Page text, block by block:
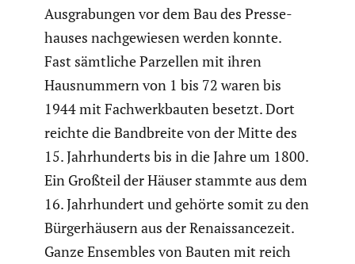
Ausgra­bungen vor dem Bau des Presse­
hauses nachge­wiesen werden konnte.
Fast sämtliche Parzellen mit ihren
Hausnum­mern von 1 bis 72 waren bis
1944 mit Fachwerk­bauten besetzt. Dort
reichte die Bandbreite von der Mitte des
15. Jahrhun­derts bis in die Jahre um 1800.
Ein Großteil der Häuser stammte aus dem
16. Jahrhun­dert und gehörte somit zu den
Bürger­häu­sern aus der Renais­sance­zeit.
Ganze Ensembles von Bauten mit reich